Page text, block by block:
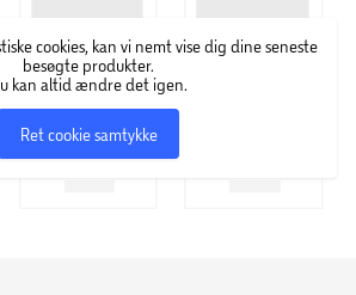
cookies, kan vi nemt vise dig dine seneste
besøgte produkter.
kan altid ændre det igen.
Ret cookie samtykke